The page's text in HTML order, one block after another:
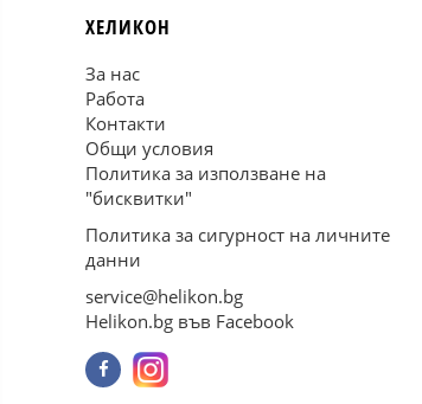
ХЕЛИКОН
За нас
Работа
Контакти
Общи условия
Политика за използване на
"бисквитки"
Политика за сигурност на личните
данни
service@helikon.bg
Helikon.bg във Facebook